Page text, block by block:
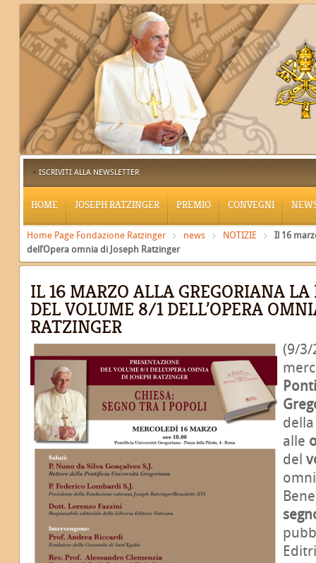
ISCRIVITI ALLA NEWSLETTER
HOME JOSEPH RATZINGER PREMIO CONVEGNI
Home Page Fondazione Ratzinger news NOTIZIE
Il 16
dell’Opera omnia di Joseph Ratzinger
IL 16 MARZO ALLA GREGORIANA LA
DEL VOLUME 8/1 DELL’OPERA
RATZINGER
(9/3/
alle
del